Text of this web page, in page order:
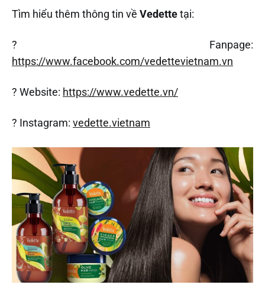
Tìm hiểu thêm thông tin về Vedettetại:
? Fanpage:
https://www.facebook.com/vedettevietnam.vn
? Website: https://www.vedette.vn/
? Instagram: vedette.vietnam